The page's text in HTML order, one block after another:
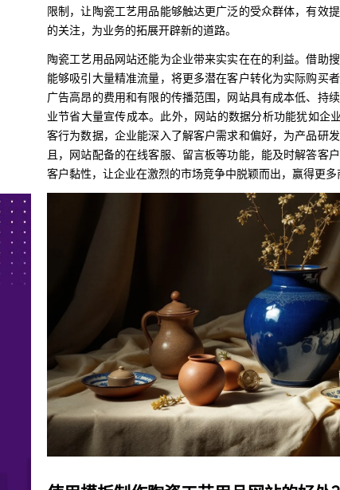
限制，让陶瓷工艺用品能够触达更广泛的受众群体，有效
的关注，为业务的拓展开辟新的道路。
陶瓷工艺用品网站还能为企业带来实实在在的利益。借助
能够吸引大量精准流量，将更多潜在客户转化为实际购买
广告高昂的费用和有限的传播范围，网站具有成本低、持
业节省大量宣传成本。此外，网站的数据分析功能犹如企
客行为数据，企业能深入了解客户需求和偏好，为产品研
且，网站配备的在线客服、留言板等功能，能及时解答客
客户黏性，让企业在激烈的市场竞争中脱颖而出，赢得更多